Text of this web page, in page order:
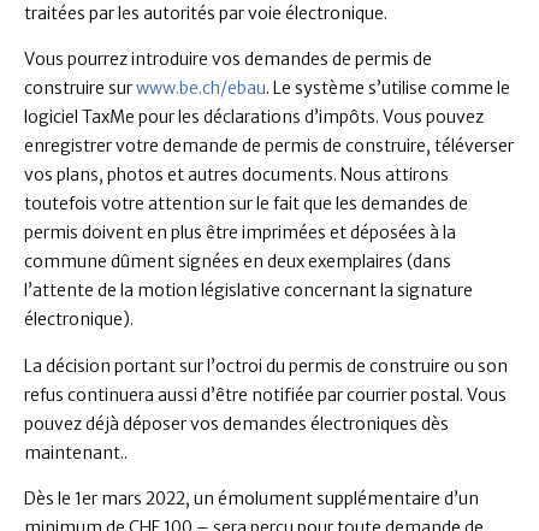
traitées par les autorités par voie électronique.
Vous pourrez introduire vos demandes de permis de
construire surwww.be.ch/ebau. Le système s’utilise comme le
logiciel TaxMe pour les déclarations d’impôts. Vous pouvez
enregistrer votre demande de permis de construire, téléverser
vos plans, photos et autres documents. Nous attirons
toutefois votre attention sur le fait que les demandes de
permis doivent en plus être imprimées et déposées à la
commune dûment signées en deux exemplaires (dans
l’attente de la motion législative concernant la signature
électronique).
La décision portant sur l’octroi du permis de construire ou son
refus continuera aussi d’être notifiée par courrier postal. Vous
pouvez déjà déposer vos demandes électroniques dès
maintenant..
Dès le 1er mars 2022, un émolument supplémentaire d’un